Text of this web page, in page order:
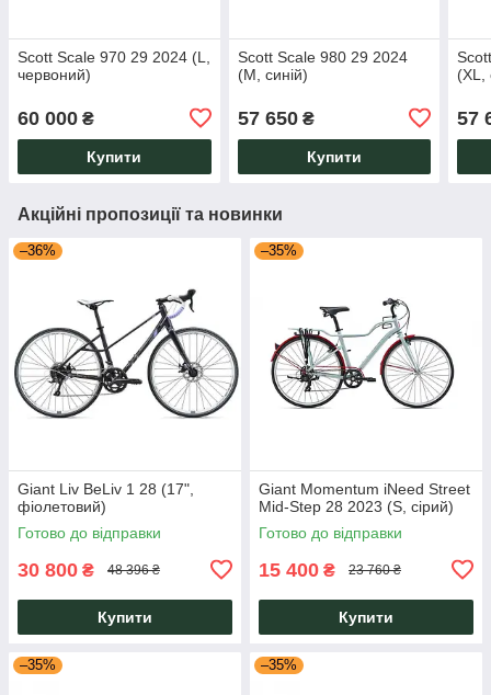
Scott Scale 970 29 2024 (L,
червоний)
60 000 ₴
Купити
Scott Scale 980 29 2024
(M, синій)
57 650₴
Купити
(XL,
57
Акційні пропозиції та новинки
–36%
Giant Liv BeLiv 1 28 (17",
фіолетовий)
Готово до відправки
30 800 ₴ 48 396 ₴
Купити
–35%
Giant Momentum iNeed Street
Mid-Step 28 2023 (S, сірий)
Готово до відправки
15 400 ₴ 23 760 ₴
Купити
–35% –35%